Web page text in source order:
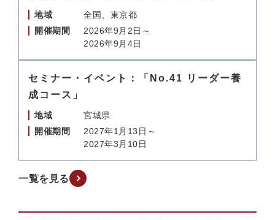
地域
全国、東京都
開催期間
2026年9月2日～
2026年9月4日
セミナー・イベント：「No.41 リーダー養
成コース」
地域
宮城県
開催期間
2027年1月13日～
2027年3月10日
一覧を見る